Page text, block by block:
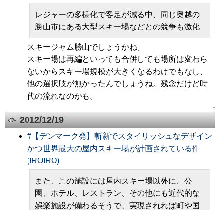
レジャーの多様化で客足が減る中、同じ奥越の
勝山市にある大型スキー場などとの競争も激化
スキージャム勝山でしょうかね。
スキー場は再編といっても合併しても場所は変わら
ないからスキー場規模が大きくなるわけでもなし、
他の選択肢が無かったんでしょうね。残念だけど時
代の流れなのかも。
↑
2012/12/19†
# 【デンマーク発】斬新でスタイリッシュなデザイン
かつ世界最大の屋内スキー場が計画されている件
(IROIRO)
また、この施設には屋内スキー場以外に、公
園、ホテル、レストラン、その他にも近代的な
娯楽施設が備わるそうで、実現されれば町や国